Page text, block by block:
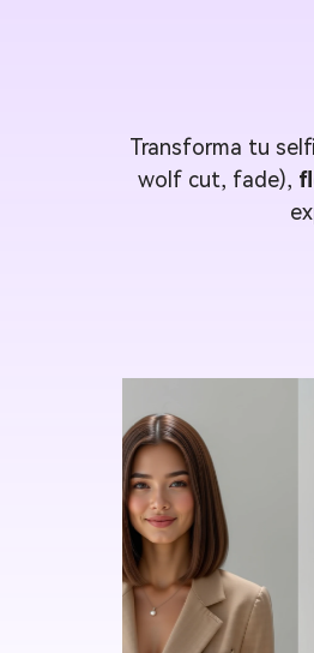
Transforma tu
wolf cut, fade),